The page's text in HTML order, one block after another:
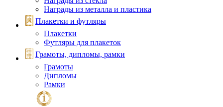
Награды из металла и пластика
Плакетки и футляры
Плакетки
Футляры для плакеток
Грамоты, дипломы, рамки
Грамоты
Дипломы
Рамки